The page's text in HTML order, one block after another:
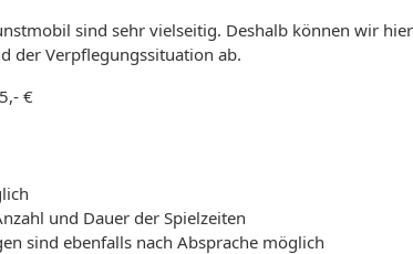
sind sehr vielseitig. Deshalb können wir
der Verpflegungssituation ab.
€
und Dauer der Spielzeiten
sind ebenfalls nach Absprache möglich